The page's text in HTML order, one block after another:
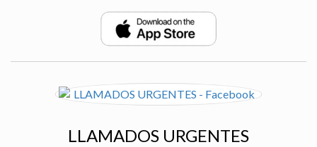
LLAMADOS URGENTES